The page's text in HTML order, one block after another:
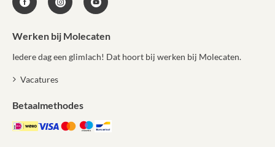
Werken bij Molecaten
Iedere dag een glimlach! Dat hoort bij werken bij Molecaten.
Vacatures
Betaalmethodes